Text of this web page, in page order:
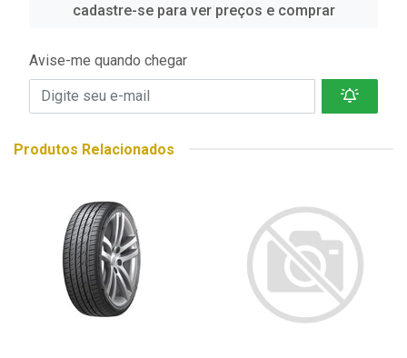
cadastre-se para ver preços e comprar
Avise-me quando chegar
Produtos Relacionados